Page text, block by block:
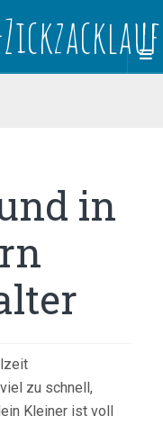
in
zu schnell,
Kleiner ist voll